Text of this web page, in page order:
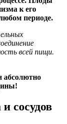
к его
периоде.
всей пищи.
абсолютно
сосудов